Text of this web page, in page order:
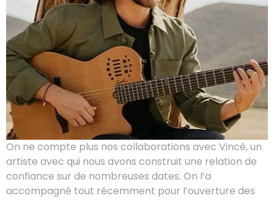
On ne compte plus nos collaborations avec Vincè, un
artiste avec qui nous avons construit une relation de
confiance sur de nombreuses dates. On l’a
accompagné tout récemment pour l’ouverture des